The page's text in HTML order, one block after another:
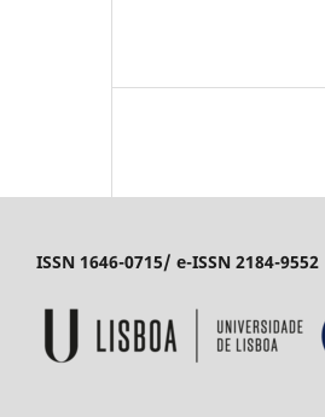
ISSN 1646-0715/ e-ISSN 2184-9552